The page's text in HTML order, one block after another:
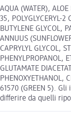
AQUA (WATER),
35, POLYGLYCERYL-2
BUTYLENE GLYCOL,
ANNUUS
CAPRYLYL GLYCOL,
PHENYLPROPANOL,
GLUTAMATE
PHENOXYETHANOL,
61570 (GREEN 5).
differire da quelli